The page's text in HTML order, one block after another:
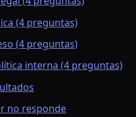
(4 preguntas)
(4 preguntas)
interna (4 preguntas)
no responde